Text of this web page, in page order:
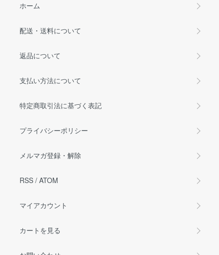
ホーム
配送・送料について
返品について
支払い方法について
特定商取引法に基づく表記
プライバシーポリシー
メルマガ登録・解除
RSS / ATOM
マイアカウント
カートを見る